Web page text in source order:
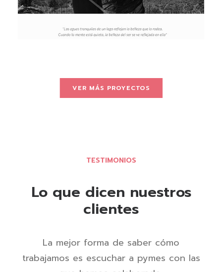
VER MÁS PROYECTOS
TESTIMONIOS
Lo que dicen nuestros
clientes
La mejor forma de saber cómo
trabajamos es escuchar a pymes con las